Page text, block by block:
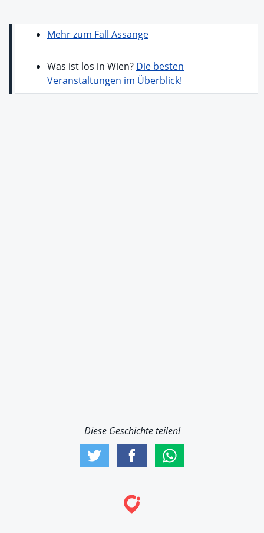
Mehr zum Fall Assange
Was ist los in Wien? Die besten
Veranstaltungen im Überblick!
Diese Geschichte teilen!